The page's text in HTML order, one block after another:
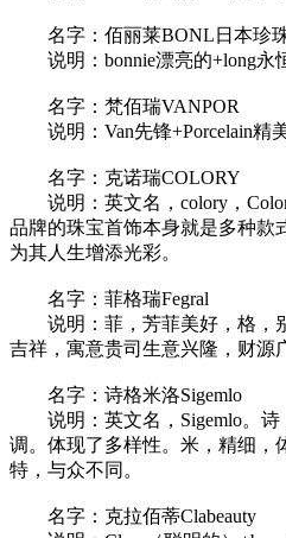
名字：佰丽莱BONL日本珍
说明：bonnie漂亮的+long永
名字：梵佰瑞VANPOR
说明：Van先锋+Porcelain精美
名字：克诺瑞COLORY
说明：英文名，colory，Color
品牌的珠宝首饰本身就是多种款
为其人生增添光彩。
名字：菲格瑞Fegral
说明：菲，芳菲美好，格，别
吉祥，寓意贵司生意兴隆，财源
名字：诗格米洛Sigemlo
说明：英文名，Sigemlo。诗
调。体现了多样性。米，精细，
特，与众不同。
名字：克拉佰蒂Clabeauty